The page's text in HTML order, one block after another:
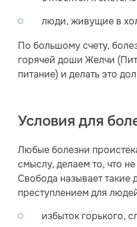
люди, живущие в
По большому счету,
горячей доши Желчи
питание) и делать это
Условия для
Любые болезни
смыслу, делаем то, что
Свобода называет такие
преступлением для
избыток горького,